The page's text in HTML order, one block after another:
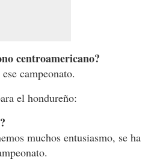
centroamericano?
campeonato.
el hondureño:
muchos entusiasmo, se ha